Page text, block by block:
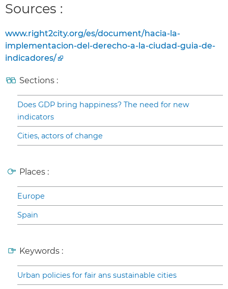
Sources :
www.right2city.org/es/document/hacia-la-
implementacion-del-derecho-a-la-ciudad-guia-de-
indicadores/
Sections :
Does GDP bring happiness? The need for new
indicators
Cities, actors of change
Places :
Europe
Spain
Keywords :
Urban policies for fair ans sustainable cities